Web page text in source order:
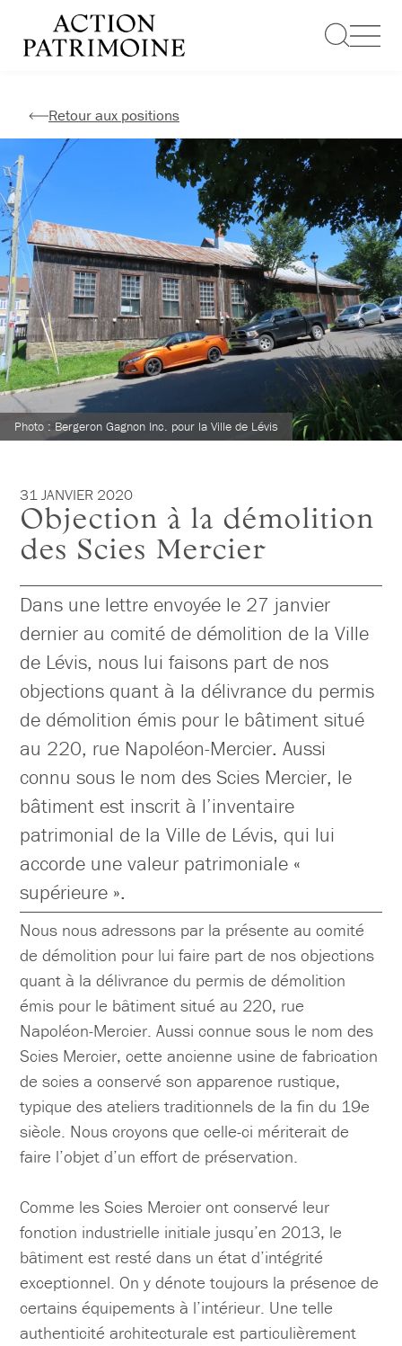
contenu
Retour aux positions
Photo : Bergeron Gagnon Inc. pour la Ville de Lévis
31 JANVIER 2020
Objection à la démolition
des Scies Mercier
Dans une lettre envoyée le 27 janvier
dernier au comité de démolition de la Ville
de Lévis, nous lui faisons part de nos
objections quant à la délivrance du permis
de démolition émis pour le bâtiment situé
au 220, rue Napoléon-Mercier. Aussi
connu sous le nom des Scies Mercier, le
bâtiment est inscrit à l’inventaire
patrimonial de la Ville de Lévis, qui lui
accorde une valeur patrimoniale «
supérieure ».
Nous nous adressons par la présente au comité
de démolition pour lui faire part de nos objections
quant à la délivrance du permis de démolition
émis pour le bâtiment situé au 220, rue
Napoléon-Mercier. Aussi connue sous le nom des
Scies Mercier, cette ancienne usine de fabrication
de scies a conservé son apparence rustique,
typique des ateliers traditionnels de la fin du 19e
siècle. Nous croyons que celle-ci mériterait de
faire l’objet d’un effort de préservation.
Comme les Scies Mercier ont conservé leur
fonction industrielle initiale jusqu’en 2013, le
bâtiment est resté dans un état d’intégrité
exceptionnel. On y dénote toujours la présence de
certains équipements à l’intérieur. Une telle
authenticité architecturale est particulièrement